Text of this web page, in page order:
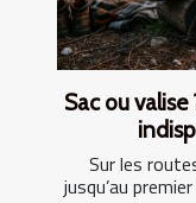
Sac ou
Sur les
jusqu’au